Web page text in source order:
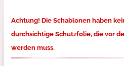
Achtung! Die Schablonen haben
durchsichtige Schutzfolie, die vor
werden muss.